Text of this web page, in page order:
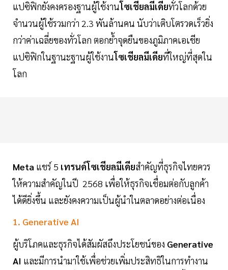
แปซิฟิกยังคงครองฐานผู้ใช้งานโซเชียลมีเดียทั่วโลกด้วย
จำนวนผู้ใช้รวมกว่า 2.3 พันล้านคน นับว่าเติบโตรวดเร็วยิ่ง
กว่าค่าเฉลี่ยของทั่วโลก ตอกย้ำจุดยืนของภูมิภาคเอเชีย
แปซิฟิกในฐานะฐานผู้ใช้งานโซเชียลมีเดียที่ใหญ่ที่สุดใน
โลก
Meta แชร์ 5 เทรนด์โซเชียลมีเดียสำคัญที่ธุรกิจไทยควร
ให้ความสำคัญในปี 2568 เพื่อให้ธุรกิจเชื่อมต่อกับลูกค้า
ได้ดียิ่งขึ้น และยังคงความเป็นผู้นำในตลาดอย่างต่อเนื่อง
1. Generative AI
ผู้บริโภคและธุรกิจได้สัมผัสถึงประโยชน์ของ Generative
AI และมีการนำมาใช้เพื่อช่วยเพิ่มประสิทธิในการทำงาน